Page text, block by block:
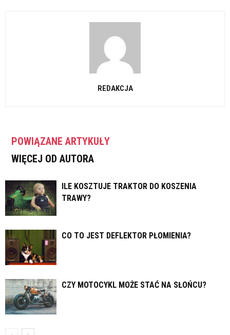
REDAKCJA
POWIĄZANE ARTYKUŁY
WIĘCEJ OD AUTORA
ILE KOSZTUJE TRAKTOR DO KOSZENIA
TRAWY?
CO TO JEST DEFLEKTOR PŁOMIENIA?
CZY MOTOCYKL MOŻE STAĆ NA SŁOŃCU?